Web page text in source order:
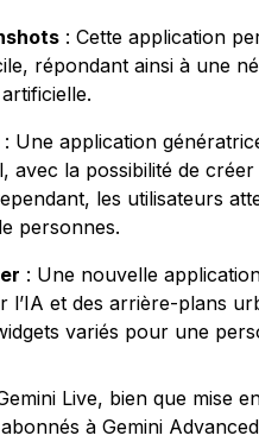
: Cette application
répondant ainsi à une
: Une application
avec la possibilité de
les utilisateurs
personnes.
: Une nouvelle
l’IA et des arrière-plans
variés pour une
Live, bien que mise
à Gemini